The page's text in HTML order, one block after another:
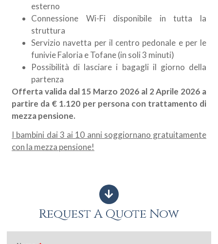
esterno
Connessione Wi-Fi disponibile in tutta la
struttura
Servizio navetta per il centro pedonale e per le
funivie Faloria e Tofane (in soli 3 minuti)
Possibilità di lasciare i bagagli il giorno della
partenza
Offerta valida dal 15 Marzo 2026 al 2 Aprile 2026 a
partire da € 1.120 per persona con trattamento di
mezza pensione.
I bambini dai 3 ai 10 anni soggiornano gratuitamente
con la mezza pensione!
Request A Quote Now